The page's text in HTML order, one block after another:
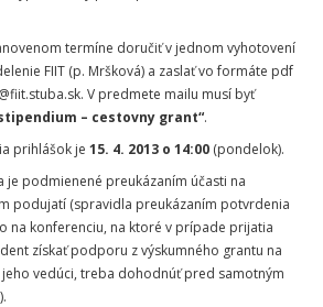
termíne doručiť v jednom vyhotovení
FIIT (p. Mršková) a zaslať vo formáte pdf
V predmete mailu musí byť
– cestovny grant“.
prihlášok je 15. 4. 2013 o 14:00 (pondelok).
je podmienené preukázaním účasti na
podujatí (spravidla preukázaním potvrdenia
na konferenciu, na ktoré v prípade prijatia
získať podporu z výskumného grantu na
vedúci, treba dohodnúť pred samotným